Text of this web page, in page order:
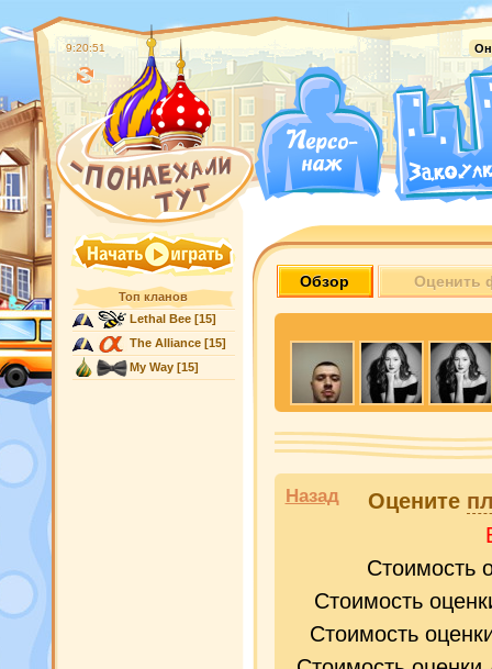
9:20:52
Топ кланов
Lethal Bee[15]
The Alliance[15]
My Way[15]
Обзор Оценить
Назад Оцените
Стоимость
Стоимость
Стоимость